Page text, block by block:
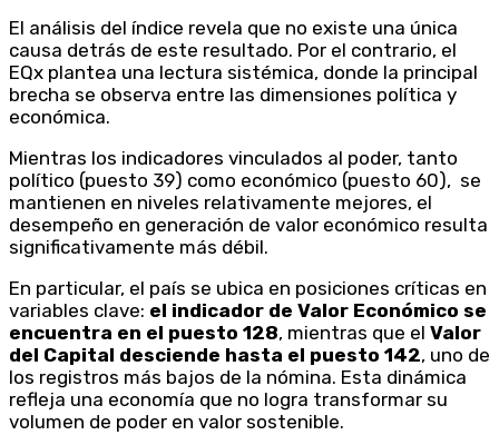
El análisis del índice revela que no existe una única
causa detrás de este resultado. Por el contrario, el
EQx plantea una lectura sistémica, donde la principal
brecha se observa entre las dimensiones política y
económica.
Mientras los indicadores vinculados al poder, tanto
político (puesto 39) como económico (puesto 60), se
mantienen en niveles relativamente mejores, el
desempeño en generación de valor económico resulta
significativamente más débil.
En particular, el país se ubica en posiciones críticas en
variables clave: el indicador de Valor Económico se
encuentra en el puesto 128, mientras que el Valor
del Capital desciende hasta el puesto 142, uno de
los registros más bajos de la nómina. Esta dinámica
refleja una economía que no logra transformar su
volumen de poder en valor sostenible.